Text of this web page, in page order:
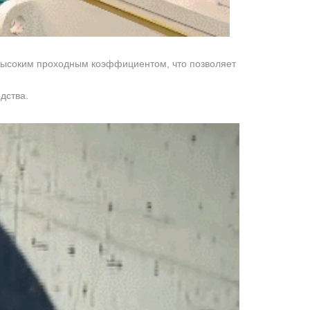
проходным коэффициентом, что позволяет